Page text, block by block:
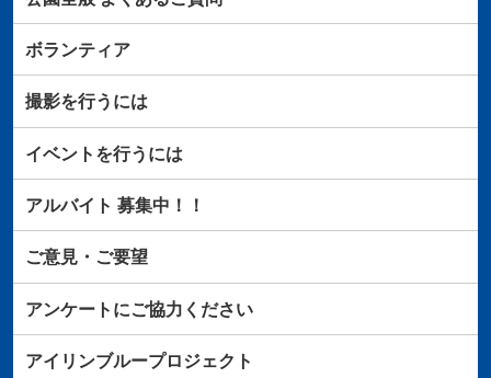
ボランティア
撮影を行うには
イベントを行うには
アルバイト 募集中！！
ご意見・ご要望
アンケートにご協力ください
アイリンブループロジェクト